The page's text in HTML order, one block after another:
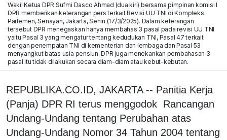
Wakil Ketua DPR Sufmi Dasco Ahmad (dua kiri) bersama pimpinan komisi I
DPR memberikan keterangan pers terkait Revisi UU TNI di Kompleks
Parlemen, Senayan, Jakarta, Senin (17/3/2025). Dalam keterangan
tersebut DPR menegaskan hanya membahas 3 pasal pada revisi UU TNI
yaitu Pasal 3 yang mengatur tentang kedudukan TNI, Pasal 47 terkait
dengan penempatan TNI di kementerian dan lembaga dan Pasal 53
menyangkut batas usia pensiun. DPR juga menekankan pembahasan 3
pasal itu tidak dilakukan secara diam-diam atau kebut-kebutan.
REPUBLIKA.CO.ID, JAKARTA -- Panitia Kerja
(Panja) DPR RI terus menggodok Rancangan
Undang-Undang tentang Perubahan atas
Undang-Undang Nomor 34 Tahun 2004 tentang